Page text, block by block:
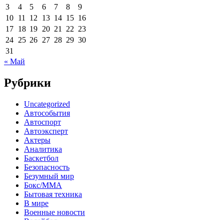
3 4 5 6 7 8
9
10 11 12 13 14 15 16
17 18 19 20 21 22 23
24 25 26 27 28 29 30
31
« Май
Рубрики
Uncategorized
Автособытия
Автоспорт
Автоэксперт
Актеры
Аналитика
Баскетбол
Безопасность
Безумный мир
Бокс/MMA
Бытовая техника
В мире
Военные новости